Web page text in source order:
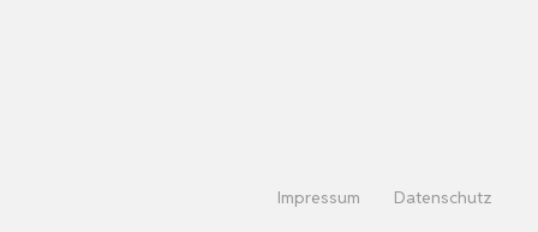
Impressum Datenschutz